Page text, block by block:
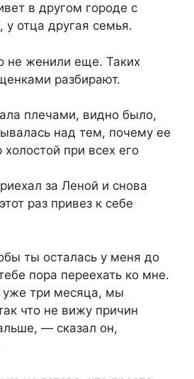
в другом городе с
отца другая семья.
не женили еще. Таких
разбирают.
плечами, видно было,
над тем, почему ее
при всех его
за Леной и снова
раз привез к себе
ты осталась у меня до
пора переехать ко мне.
три месяца, мы
что не вижу причин
— сказал он,